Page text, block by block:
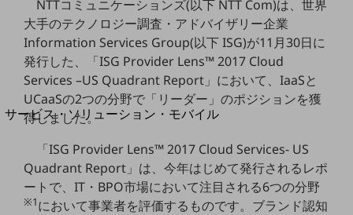
自治体・地域社会との共創
LGPF(Local Government Platform)
別ウィンドウで開きます
サービス・ソリューション・モバイル
DXに関する課題を解決する
サービス・ソリューションをご紹介
カテゴリーで探す
カテゴリーで探すTOP
NTTコミュニケーションズ(以下 NTT Com)は、世界
大手のテクノロジー調査・アドバイザリー企業
Information Services Group(以下 ISG)が11月30日に
発行した、「ISG Provider Lens™ 2017 Cloud
Services –US Quadrant Report」において、IaaSと
UCaaSの2つの分野で「リーダー」のポジションを獲
得しました。
「ISG Provider Lens™ 2017 Cloud Services- US
Quadrant Report」は、今年はじめて発行されるレポ
ートで、IT・BPO市場において注目される6つの分野
※1において事業者を評価するものです。ブランド認知